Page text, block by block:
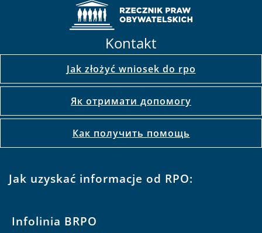
Kontakt
Jak złożyć wniosek do rpo
Як отримати допомогу
Как получить помощь
Jak uzyskać informacje od RPO:
Infolinia BRPO